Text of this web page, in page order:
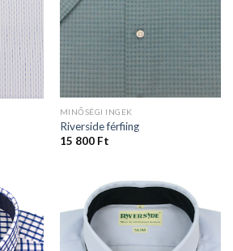
MINŐSÉGI INGEK
Riverside férfiing
15 800 Ft